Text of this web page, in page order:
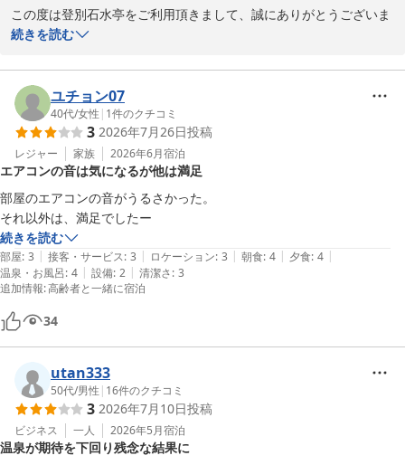
この度は登別石水亭をご利用頂きまして、誠にありがとうございま
す。
た点については真摯に受け止め、今後のサービス向上に努めて参り
ます。
貴重なご意見ありがとうございます。
お客様のまたのお越しを従業員一同、心よりお待ちしております。
登別 石水亭
2026-05-29
続きを読む
ユチョン07
40代/女性 | 1件のクチコミ
3 2026年7月26日投稿
レジャー 家族 2026年6月宿泊
エアコンの音は気になるが他は満足
部屋のエアコンの音がうるさかった。
それ以外は、満足でしたー
続きを読む
部屋: 3 | 接客・サービス: 3 | ロケーション: 3 | 朝食: 4 | 夕食: 4 |
温泉・お風呂: 4 | 設備: 2 | 清潔さ: 3
追加情報:高齢者と一緒に宿泊
34
utan333
50代/男性 | 16件のクチコミ
3 2026年7月10日投稿
ビジネス 一人 2026年5月宿泊
温泉が期待を下回り残念な結果に